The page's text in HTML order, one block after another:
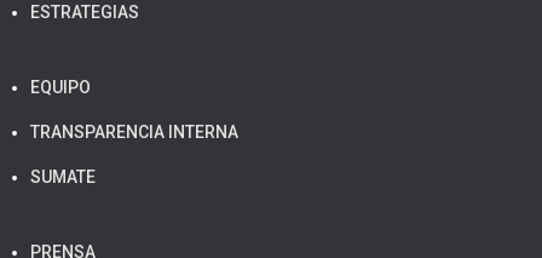
ESTRATEGIAS
EQUIPO
TRANSPARENCIA INTERNA
SUMATE
PRENSA